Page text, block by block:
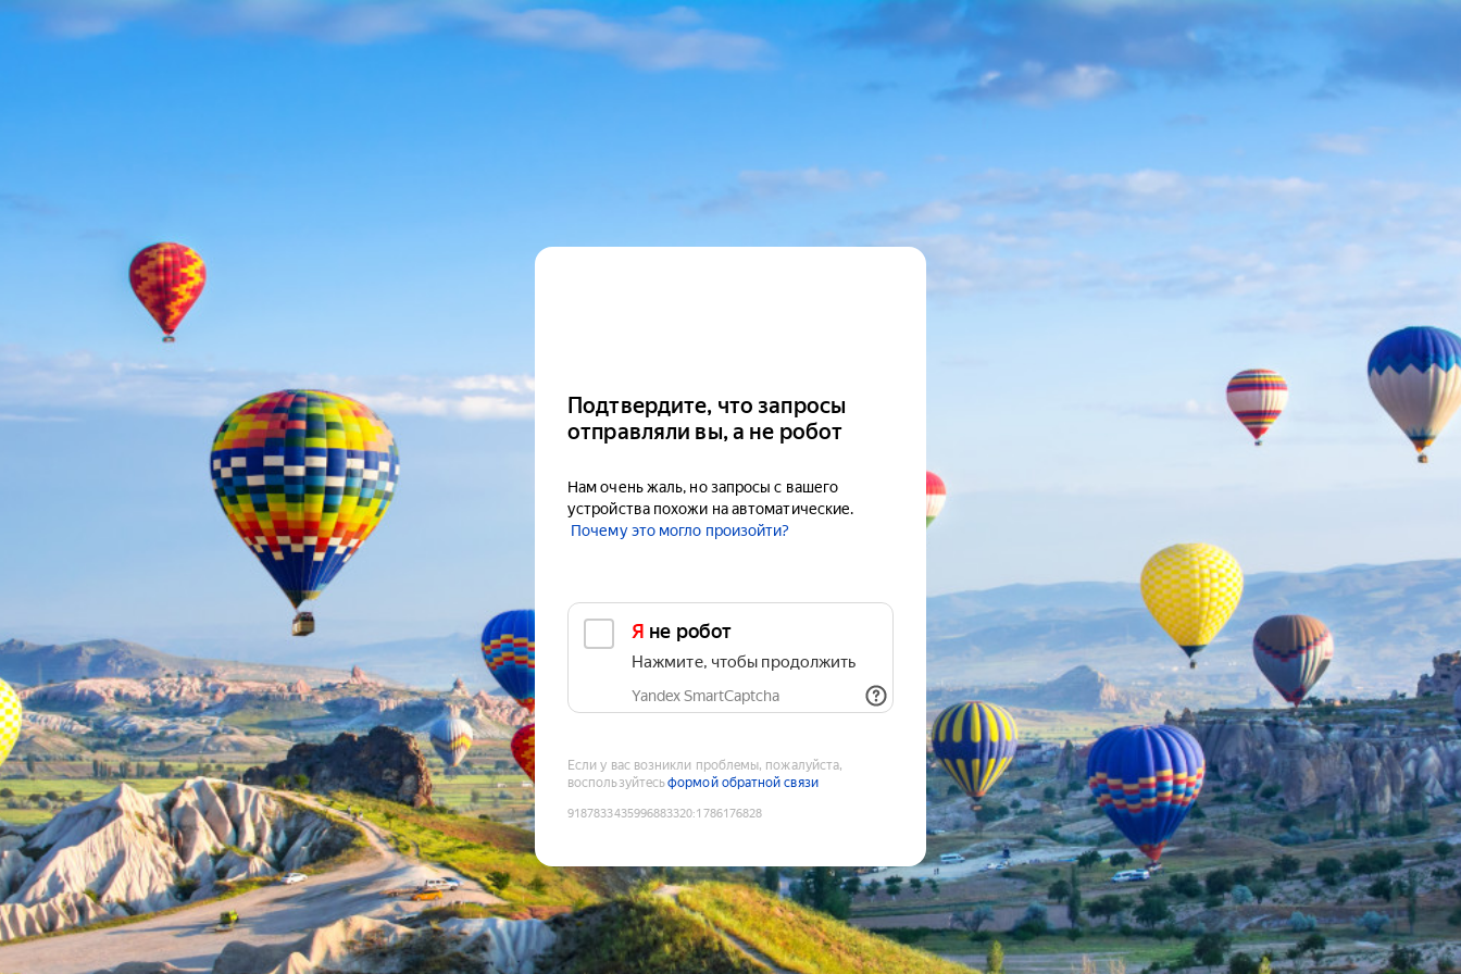
Подтвердите, что запросы
отправляли вы, а не робот
Нам очень жаль, но запросы с вашего
устройства похожи на автоматические.
Почему это могло произойти?
Я не робот
Нажмите, чтобы продолжить
Yandex SmartCaptcha
Если у вас возникли проблемы, пожалуйста,
воспользуйтесьформой обратной связи
9187833435996883320:1786176828